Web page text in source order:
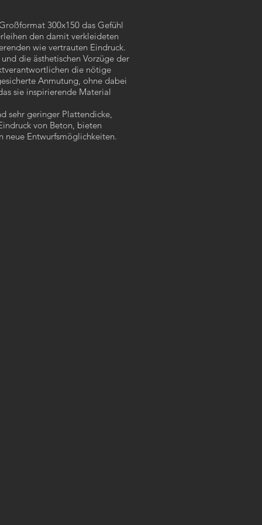
300x150 das Gefühl
den damit verkleideten
wie vertrauten Eindruck.
die ästhetischen Vorzüge der
die nötige
Anmutung, ohne dabei
sie inspirierende Material
sehr geringer Plattendicke,
von Beton, bieten
neue Entwurfsmöglichkeiten.